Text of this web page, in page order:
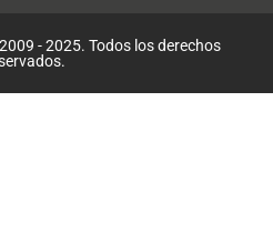
- 2025. Todos los derechos